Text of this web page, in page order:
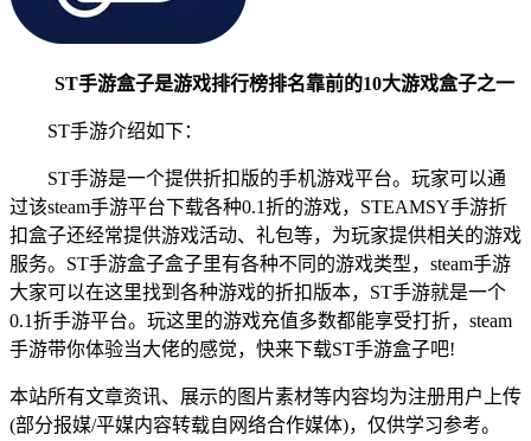
ST手游盒子是游戏排行榜排名靠前的10大游戏盒子之一
ST手游介绍如下：
ST手游是一个提供折扣版的手机游戏平台。玩家可以通
过该steam手游平台下载各种0.1折的游戏，STEAMSY手游折
扣盒子还经常提供游戏活动、礼包等，为玩家提供相关的游戏
服务。ST手游盒子盒子里有各种不同的游戏类型，steam手游
大家可以在这里找到各种游戏的折扣版本，ST手游就是一个
0.1折手游平台。玩这里的游戏充值多数都能享受打折，steam
手游带你体验当大佬的感觉，快来下载ST手游盒子吧!
本站所有文章资讯、展示的图片素材等内容均为注册用户上传
(部分报媒/平媒内容转载自网络合作媒体)，仅供学习参考。